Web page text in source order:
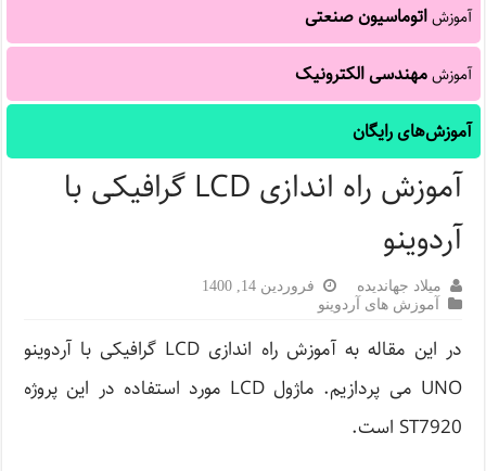
آموزشاتوماسیون صنعتی
آموزشمهندسی الکترونیک
آموزش‌های رایگان
آموزش راه اندازی LCD گرافیکی با
آردوینو
میلاد جهاندیده
فروردین 14, 1400
آموزش های آردوینو
در این مقاله به آموزش راه اندازی LCD گرافیکی با آردوینو
UNO می پردازیم. ماژول LCD مورد استفاده در این پروژه
ST7920 است.